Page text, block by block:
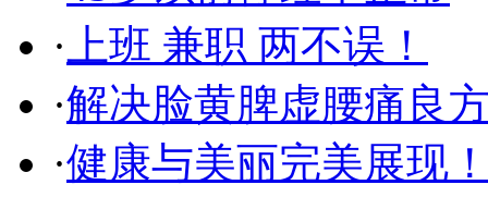
· 上班 兼职 两不误！
·解决脸黄脾虚腰痛良
·健康与美丽完美展现